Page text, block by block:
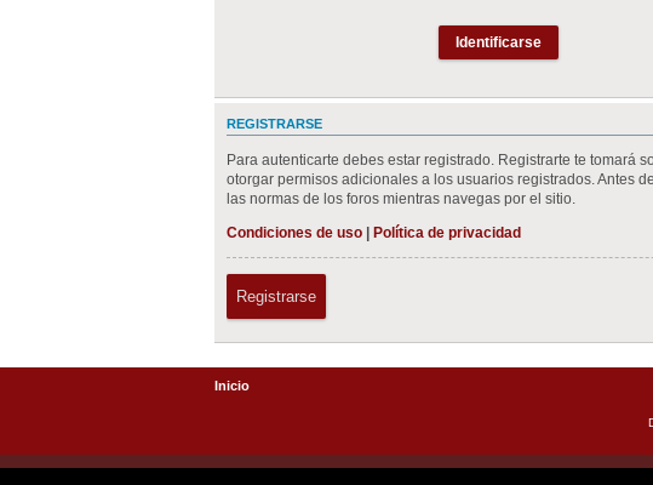
REGISTRARSE
Para autenticarte debes estar registrado. Registrarte te tomará
otorgar permisos adicionales a los usuarios registrados. Antes
las normas de los foros mientras navegas por el sitio.
Condiciones de uso
Política de privacidad
Registrarse
Inicio